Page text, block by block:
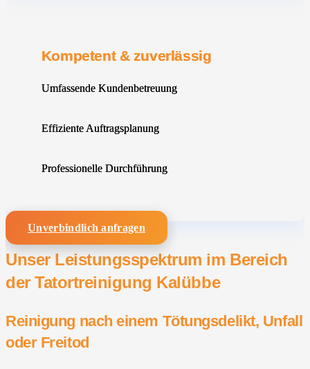
Kompetent & zuverlässig
Umfassende Kundenbetreuung
Effiziente Auftragsplanung
Professionelle Durchführung
Unverbindlich anfragen
Unser Leistungsspektrum im Bereich
der Tatortreinigung Kalübbe
Reinigung nach einem Tötungsdelikt, Unfall
oder Freitod